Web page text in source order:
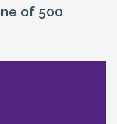
of 500